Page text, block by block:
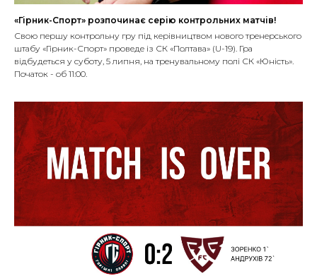
«Гірник-Спорт» розпочинає серію контрольних матчів!
Свою першу контрольну гру під керівництвом нового тренерського
штабу «Гірник-Спорт» проведе із СК «Полтава» (U-19). Гра
відбудеться у суботу, 5 липня, на тренувальному полі СК «Юність».
Початок - об 11:00.